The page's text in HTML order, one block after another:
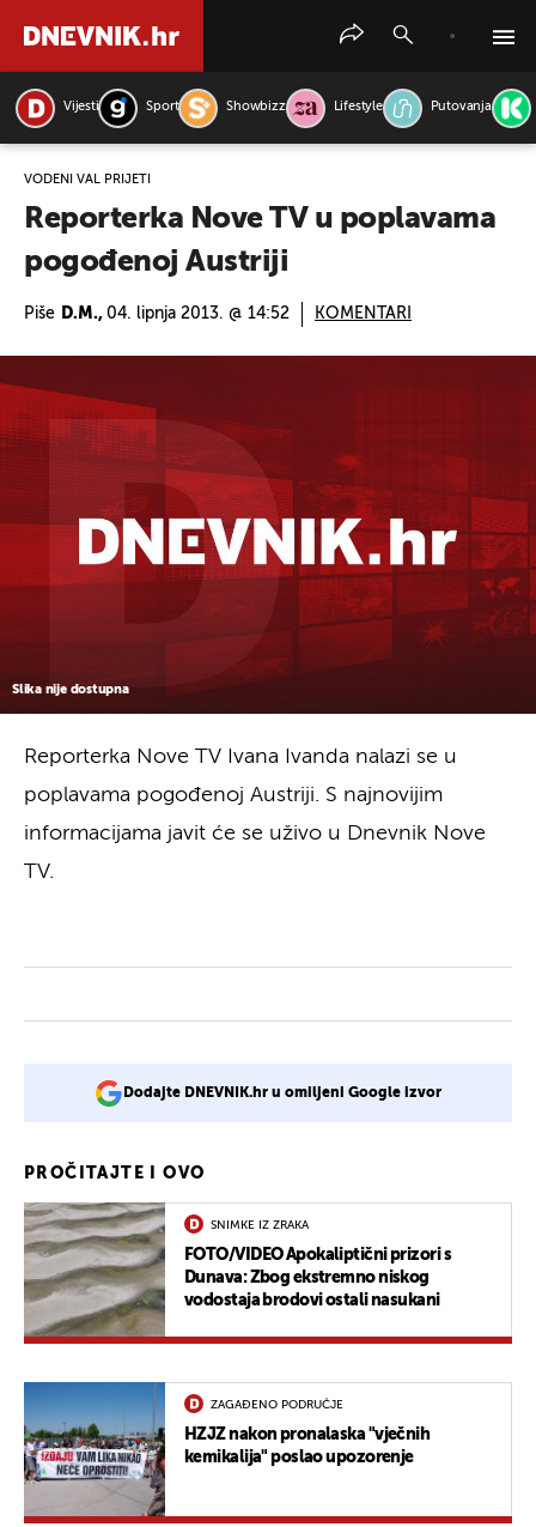
Vijesti Sport Showbizz Lifestyle Putovanja
VODENI VAL PRIJETI
Reporterka Nove TV u poplavama
pogođenoj Austriji
Piše D.M., 04. lipnja 2013. @ 14:52 KOMENTARI
Slika nije dostupna
Reporterka Nove TV Ivana Ivanda nalazi se u
poplavama pogođenoj Austriji. S najnovijim
informacijama javit će se uživo u Dnevnik Nove
TV.
Dodajte DNEVNIK.hr u omiljeni Google izvor
PROČITAJTE I OVO
SNIMKE IZ ZRAKA
FOTO/VIDEO Apokaliptični prizori s
Dunava: Zbog ekstremno niskog
vodostaja brodovi ostali nasukani
ZAGAĐENO PODRUČJE
HZJZ nakon pronalaska "vječnih
kemikalija" poslao upozorenje
PRETRAŽITE VIJESTI